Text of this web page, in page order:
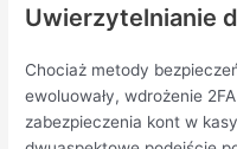
Uwierzytelnianie
Chociaż metody
ewoluowały, wdrożenie
zabezpieczenia kont w